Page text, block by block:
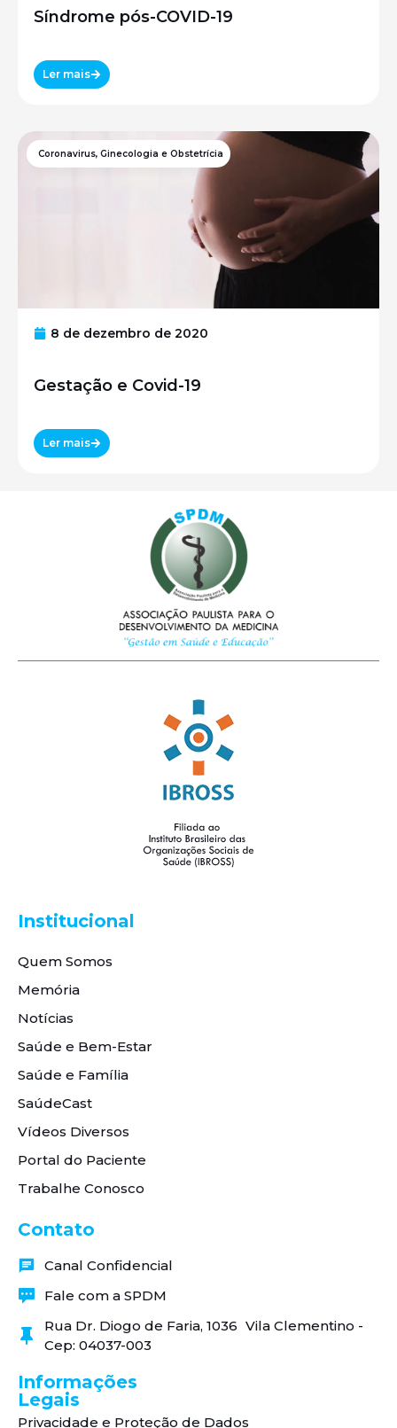
Síndrome pós-COVID-19
Ler mais
Coronavirus, Ginecologia e Obstetrícia
8 de dezembro de 2020
Gestação e Covid-19
Ler mais
Institucional
Quem Somos
Memória
Notícias
Saúde e Bem-Estar
Saúde e Família
SaúdeCast
Vídeos Diversos
Portal do Paciente
Trabalhe Conosco
Contato
Canal Confidencial
Fale com a SPDM
Rua Dr. Diogo de Faria, 1036 Vila Clementino -
Cep: 04037-003
Informações
Legais
Privacidade e Proteção de Dados